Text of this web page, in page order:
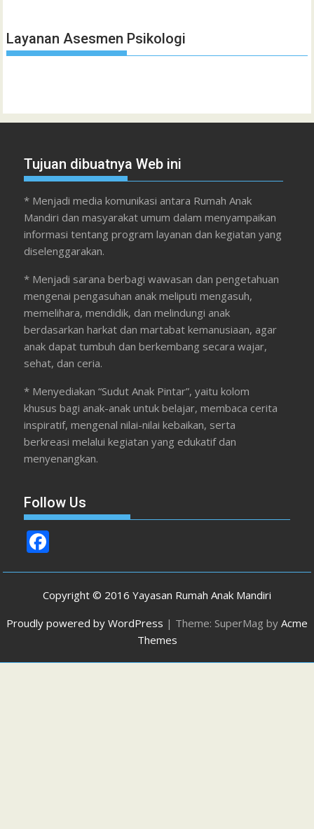
Layanan Asesmen Psikologi
Tujuan dibuatnya Web ini
* Menjadi media komunikasi antara Rumah Anak
Mandiri dan masyarakat umum dalam menyampaikan
informasi tentang program layanan dan kegiatan yang
diselenggarakan.
* Menjadi sarana berbagi wawasan dan pengetahuan
mengenai pengasuhan anak meliputi mengasuh,
memelihara, mendidik, dan melindungi anak
berdasarkan harkat dan martabat kemanusiaan, agar
anak dapat tumbuh dan berkembang secara wajar,
sehat, dan ceria.
* Menyediakan “Sudut Anak Pintar”, yaitu kolom
khusus bagi anak-anak untuk belajar, membaca cerita
inspiratif, mengenal nilai-nilai kebaikan, serta
berkreasi melalui kegiatan yang edukatif dan
menyenangkan.
Follow Us
ac
e
b
o
Copyright © 2016 Yayasan Rumah Anak Mandiri
Proudly powered by WordPress | Theme: SuperMag by Acme
Themes